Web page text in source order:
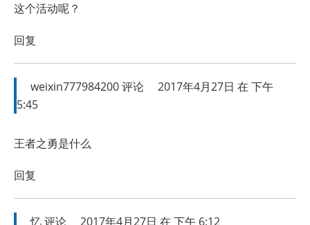
这个活动呢？
回复
weixin777984200评论
2017年4月27日 在 下午
5:45
王者之勇是什么
回复
忆评论 2017年4月27日 在 下午 6:12